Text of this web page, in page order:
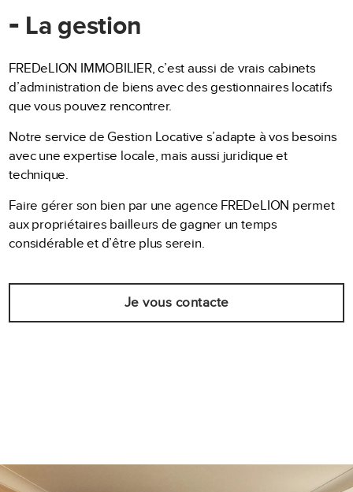
- La gestion
FREDeLION IMMOBILIER, c’est aussi de vrais cabinets
d’administration de biens avec des gestionnaires locatifs
que vous pouvez rencontrer.
Notre service de Gestion Locative s’adapte à vos besoins
avec une expertise locale, mais aussi juridique et
technique.
Faire gérer son bien par une agence FREDeLION permet
aux propriétaires bailleurs de gagner un temps
considérable et d’être plus serein.
Je vous contacte